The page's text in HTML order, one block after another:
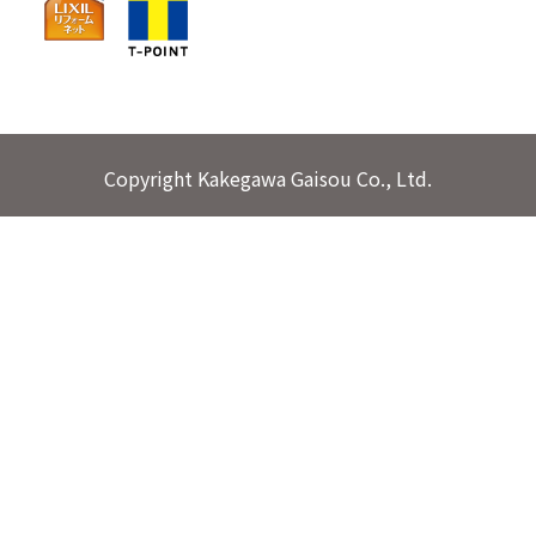
Copyright Kakegawa Gaisou Co., Ltd.